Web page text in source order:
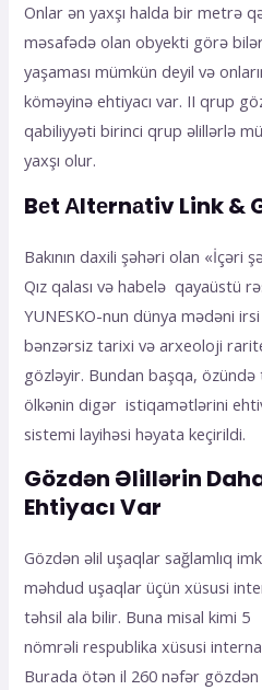
Onlar ən yaxşı halda bir metrə
məsafədə olan obyekti görə
yaşaması mümkün deyil və
köməyinə ehtiyacı var. II qrup
qabiliyyəti birinci qrup əlillərlə
yaxşı olur.
Bеt Аltеrnаtiv Link &
Bakının daxili şəhəri olan «İçəri
Qız qalası və habelə qayaüstü
YUNESKO-nun dünya mədəni irsi
bənzərsiz tarixi və arxeoloji
gözləyir. Bundan başqa,
ölkənin digər istiqamətlərini
sistemi layihəsi həyata keçirildi.
Gözdən Əlillərin
Ehtiyacı Var
Gözdən əlil uşaqlar sağlamlıq
məhdud uşaqlar üçün xüsusi
təhsil ala bilir. Buna misal kimi 5
nömrəli respublika xüsusi
Burada ötən il 260 nəfər gözdən